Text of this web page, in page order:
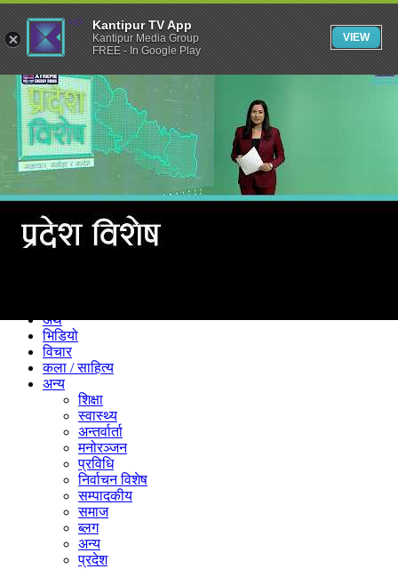
अर्थ
भिडियो
विचार
कला / साहित्य
अन्य
शिक्षा
स्वास्थ्य
अन्तर्वार्ता
मनोरञ्जन
प्रविधि
निर्वाचन विशेष
सम्पादकीय
समाज
ब्लग
अन्य
प्रदेश
Kantipur TV App
Kantipur Media Group
FREE - In Google Play
VIEW